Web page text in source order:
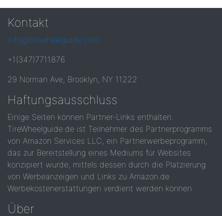
Kontakt
info@tirewheelguide.com
+1(347)7711876
29 Norman Ave, Brooklyn, NY 11222
Haftungsausschluss
Einige Seiten können Partner-Links enthalten.
TireWheelguide.de ist Teilnehmer des Partnerprogramms
von Amazon Services LLC, ein Partnerwerbeprogramm,
das zur Bereitstellung eines Mediums für Websites
konzipiert wurde, mittels dessen durch die Platzierung
von Werbeanzeigen und Links zu Amazon.de
Werbekostenerstattungen verdient werden können.
Über